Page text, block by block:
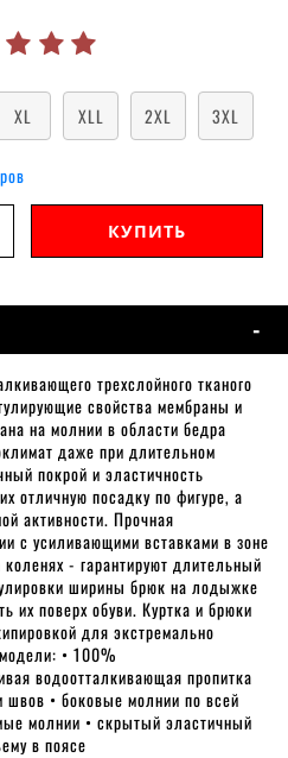
XL XLL 2XL 3XL
КУПИТЬ
трехслойного тканого
свойства мембраны и
на молнии в области бедра
даже при длительном
покрой и эластичность
отличную посадку по фигуре, а
активности. Прочная
с усиливающими вставками в зоне
- гарантируют длительный
ширины брюк на лодыжке
их поверх обуви. Куртка и брюки
для экстремально
• 100%
водоотталкивающая пропитка
швов • боковые молнии по всей
молнии • скрытый эластичный
в поясе